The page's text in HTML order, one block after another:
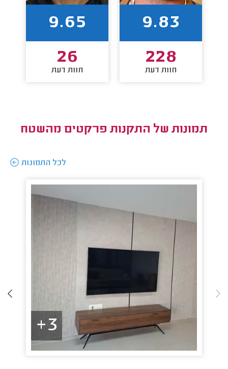
9.83
228
חוות דעת
9.65
26
חוות דעת
תמונות של התקנות פרקטים מהשטח
לכל התמונות
3+